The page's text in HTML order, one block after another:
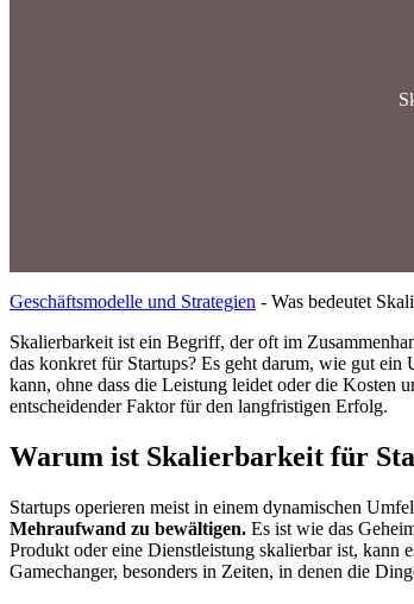
Geschäftsmodelle und Strategien - Was bedeutet
Skalierbarkeit ist ein Begriff, der oft im
das konkret für Startups? Es geht darum, wie gut
kann, ohne dass die Leistung leidet oder die Kosten
entscheidender Faktor für den langfristigen Erfolg.
Warum ist Skalierbarkeit für
Startups operieren meist in einem dynamischen
Mehraufwand zu bewältigen. Es ist wie das
Produkt oder eine Dienstleistung skalierbar ist, kann
Gamechanger, besonders in Zeiten, in denen die